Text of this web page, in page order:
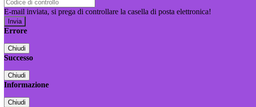
E-mail inviata, si prega di controllare la casella di posta elettronica!
Errore
Chiudi
Successo
Chiudi
Informazione
Chiudi